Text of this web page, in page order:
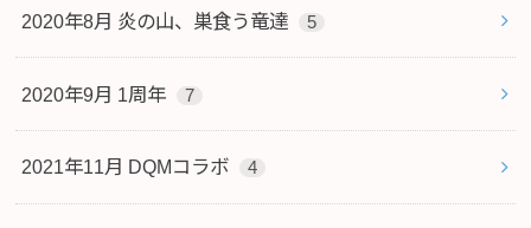
2020年8月 炎の山、巣食う竜達 5
2020年9月 1周年 7
2021年11月 DQMコラボ 4